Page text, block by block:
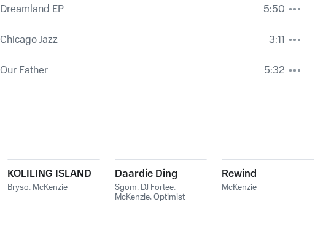
Dreamland EP
5:50
Chicago Jazz
3:11
Our Father 5:32
KOLILING ISLAND
Bryso, McKenzie
Daardie Ding
Sgom, DJ Fortee,
McKenzie,Optimist
Rewind
McKenzie